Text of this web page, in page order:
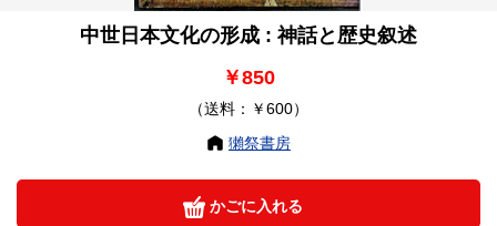
中世日本文化の形成 : 神話と歴史叙述
￥850
（送料：￥600）
獺祭書房
かごに入れる